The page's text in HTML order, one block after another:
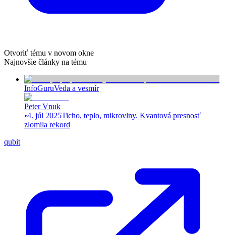
Otvoriť tému v novom okne
Najnovšie články na tému
InfoGuruVeda a vesmír
Peter Vnuk
•4. júl 2025Ticho, teplo, mikrovlny. Kvantová presnosť
zlomila rekord
qubit